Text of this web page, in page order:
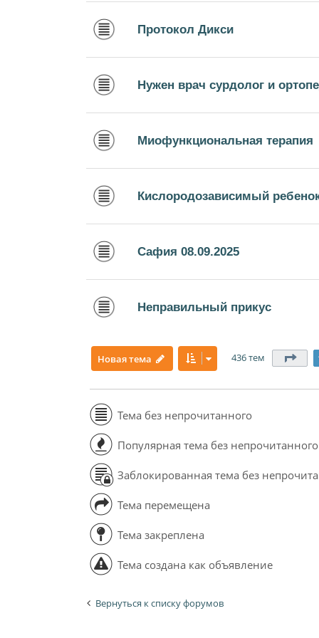
Протокол Дикси
Нужен врач сурдолог и
Миофункциональная терапия
Кислородозависимый
Сафия 08.09.2025
Неправильный прикус
Новая тема 436 тем
Тема без непрочитанного
Популярная тема без непрочитанного
Заблокированная тема без
Тема перемещена
Тема закреплена
Тема создана как объявление
Вернуться к списку форумов